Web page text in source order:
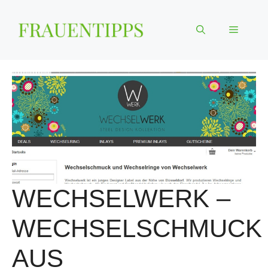
Inhalt
springen
Menü
WECHSELWERK –
WECHSELSCHMUCK
AUS